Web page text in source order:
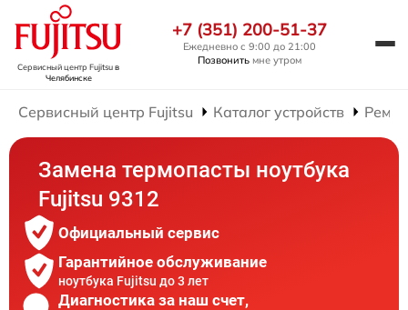
Сервисный центр Fujitsuв
Челябинске
+7 (351) 200-51-37
Ежедневно с 9:00 до 21:00
Позвонить мне утром
Сервисный центр Fujitsu Каталог устройств
Замена термопасты ноутбука
Fujitsu 9312
Официальный сервис
Гарантийное обслуживание
ноутбука Fujitsu до 3 лет
Диагностика за наш счет,